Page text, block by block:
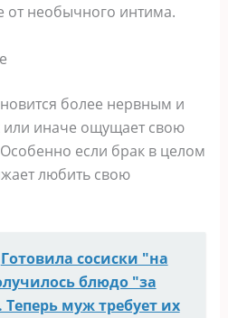
от необычного интима.
более нервным и
иначе ощущает свою
если брак в целом
любить свою
Готовила сосиски "на
блюдо "за
муж требует их